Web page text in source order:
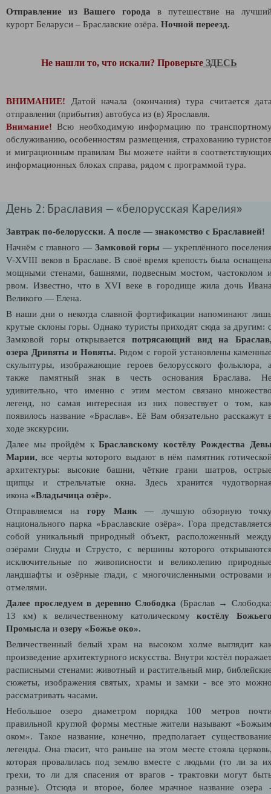
Отправление из Вашего города в путешествие на
курорт Беларуси – Браславские озёра. Ночной переезд.
Не нашли то, что искали? Проверьте ЗДЕСЬ
ВНИМАНИЕ! Датой начала (окончания) тура считается
отправления (прибытия) автобуса из (в) Ярославля.
Внимание!Всю необходимую информацию по
обслуживанию, особенностям размещения, страхованию
и миграционным правилам Вы можете найти в
информационных блоках справа, рядом с программой тура.
День 2: Браславия — «белорусская Карелия»
Завтрак по-белорусски. А после — знакомство с Браславией!
Начнём с главного — Замковой горы — укреплённого
V-XVIII веков в Браславе. В своё время крепость была
мощными стенами, башнями, подвесным мостом, частоколом
рвом. Известно, что в XVI веке в городище жила дочь
Великого — Елена.
В наши дни о некогда славной фортификации напоминают
крутые склоны горы. Однако туристы приходят сюда за другим:
Замковой горы открывается потрясающий вид на
озера Дривяты и Новяты. Рядом с горой установлены
скульптуры, изображающие героев белорусского фольклора,
также памятный знак в честь основания Браслава.
удивительно, что именно с этим местом связано
легенд, но самая интересная из них повествует о том,
появилось название «Браслав». Её Вам обязательно расскажут
ходе экскурсии.
Далее мы пройдём кБраславскому костёлу Рождества
Марии, все черты которого выдают в нём памятник
архитектуры: высокие башни, чёткие грани шатров,
щипцы и стрельчатые окна. Здесь хранится
икона «Владычица озёр».
Отправляемся на гору Маяк — лучшую обзорную
национального парка «Браславские озёра». Гора
собой уникальный природный объект, расположенный
озёрами Снуды и Струсто, с вершины которого
исключительные по живописности и великолепию
ландшафты и озёрные глади, с многочисленными островами
отмелями.
Далее проследуем в деревню Слободка (Браслав →
13 км) к величественному католическомукостёлу
Промысла и озеру «Божье око».
Величественный белый храм на высоком холме выглядит
произведение архитектурного искусства. Внутри костёл
расписными стенами: животный и растительный мир,
сюжеты, изображения святых, храмы и замки - все это
рассматривать часами.
Небольшое озеро диаметром порядка 100 метров
правильной круглой формы местные жители называют
оком». Такое название, конечно, предполагает
легенды. Она гласит, что раньше на этом месте стояла
которая провалилась под землю вместе с людьми (то ли за
грехи, то ли для спасения от врагов - трактовки могут
разные). Отсюда и второе, более мрачное название озера